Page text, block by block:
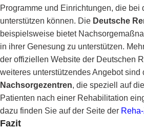
Programme und Einrichtungen, die bei
unterstützen können. Die Deutsche
beispielsweise bietet
in ihrer Genesung zu unterstützen.
der offiziellen Website der Deutschen
weiteres unterstützendes Angebot sind
Nachsorgezentren, die speziell auf
Patienten nach einer Rehabilitation
dazu finden Sie auf der Seite der
Fazit